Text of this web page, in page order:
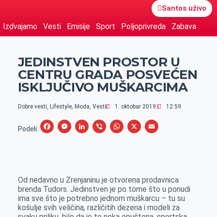
Santos uživo
Izdvajamo Vesti Emisije Sport Poljoprivreda Zabava
JEDINSTVEN PROSTOR U
CENTRU GRADA POSVEĆEN
ISKLJUČIVO MUŠKARCIMA
Dobre vesti, Lifestyle, Moda, Vesti 1. oktobar 2019. 12:59
Podeli:
F
b
o
o
M
e
n
g
L
e
d
I
V
r
W
s
A
p
X
E
l
Od nedavno u Zrenjaninu je otvorena prodavnica
brenda Tudors. Jedinstven je po tome što u ponudi
ima sve što je potrebno jednom muškarcu – tu su
košulje svih veličina, različitih dezena i modeli za